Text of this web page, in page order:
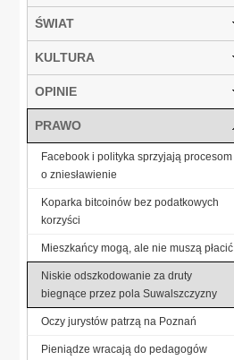
ŚWIAT
KULTURA
OPINIE
PRAWO
Facebook i polityka sprzyjają procesom
o zniesławienie
Koparka bitcoinów bez podatkowych
korzyści
Mieszkańcy mogą, ale nie muszą płacić
Niskie odszkodowanie za druty
biegnące przez pola Suwalszczyzny
Oczy jurystów patrzą na Poznań
Pieniądze wracają do pedagogów